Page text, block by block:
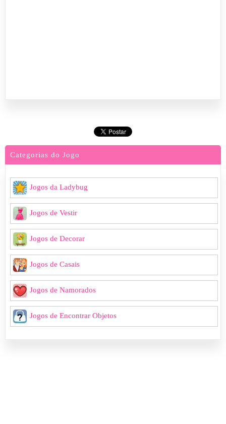
Categorias do Jogo
Jogos da Ladybug
Jogos de Vestir
Jogos de Decorar
Jogos de Casais
Jogos de Namorados
Jogos de Encontrar Objetos